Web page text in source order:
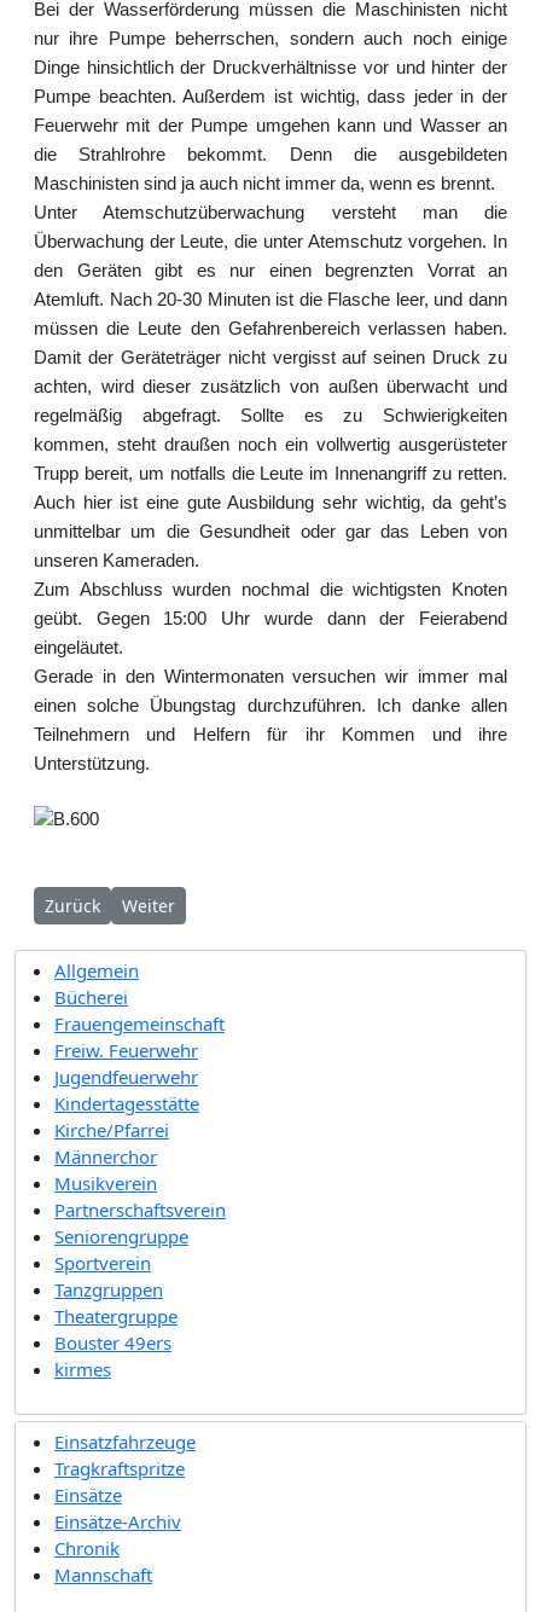
Bei der Wasserförderung müssen die Maschinisten nicht
nur ihre Pumpe beherrschen, sondern auch noch einige
Dinge hinsichtlich der Druckverhältnisse vor und hinter der
Pumpe beachten. Außerdem ist wichtig, dass jeder in der
Feuerwehr mit der Pumpe umgehen kann und Wasser an
die Strahlrohre bekommt. Denn die ausgebildeten
Maschinisten sind ja auch nicht immer da, wenn es brennt.
Unter Atemschutzüberwachung versteht man die
Überwachung der Leute, die unter Atemschutz vorgehen. In
den Geräten gibt es nur einen begrenzten Vorrat an
Atemluft. Nach 20-30 Minuten ist die Flasche leer, und dann
müssen die Leute den Gefahrenbereich verlassen haben.
Damit der Geräteträger nicht vergisst auf seinen Druck zu
achten, wird dieser zusätzlich von außen überwacht und
regelmäßig abgefragt. Sollte es zu Schwierigkeiten
kommen, steht draußen noch ein vollwertig ausgerüsteter
Trupp bereit, um notfalls die Leute im Innenangriff zu retten.
Auch hier ist eine gute Ausbildung sehr wichtig, da geht’s
unmittelbar um die Gesundheit oder gar das Leben von
unseren Kameraden.
Zum Abschluss wurden nochmal die wichtigsten Knoten
geübt. Gegen 15:00 Uhr wurde dann der Feierabend
eingeläutet.
Gerade in den Wintermonaten versuchen wir immer mal
einen solche Übungstag durchzuführen. Ich danke allen
Teilnehmern und Helfern für ihr Kommen und ihre
Unterstützung.
Vorheriger Beitrag: 16.01.2015 Hausbrand in Oberweis
Zurück Nächster Beitrag: 01.01.2015 Brand eines
Weiter
Allgemein
Bücherei
Frauengemeinschaft
Freiw. Feuerwehr
Jugendfeuerwehr
Kindertagesstätte
Kirche/Pfarrei
Männerchor
Musikverein
Partnerschaftsverein
Seniorengruppe
Sportverein
Tanzgruppen
Theatergruppe
Bouster 49ers
kirmes
Einsatzfahrzeuge
Tragkraftspritze
Einsätze
Einsätze-Archiv
Chronik
Mannschaft